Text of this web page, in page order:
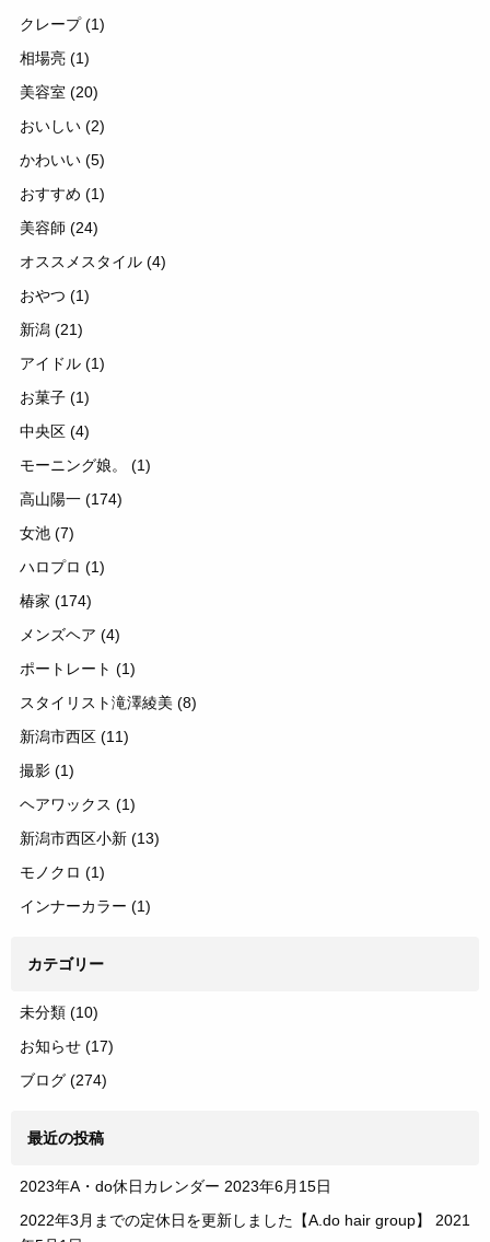
クレープ(1)
相場亮 (1)
美容室 (20)
おいしい (2)
かわいい (5)
おすすめ (1)
美容師 (24)
オススメスタイル (4)
おやつ (1)
新潟 (21)
アイドル (1)
お菓子 (1)
中央区 (4)
モーニング娘。 (1)
高山陽一 (174)
女池 (7)
ハロプロ (1)
椿家 (174)
メンズヘア (4)
ポートレート (1)
スタイリスト滝澤綾美 (8)
新潟市西区 (11)
撮影 (1)
ヘアワックス (1)
新潟市西区小新 (13)
モノクロ (1)
インナーカラー (1)
カテゴリー
未分類 (10)
お知らせ (17)
ブログ (274)
最近の投稿
2023年A・do休日カレンダー 2023年6月15日
2022年3月までの定休日を更新しました【A.do hair group】
2021